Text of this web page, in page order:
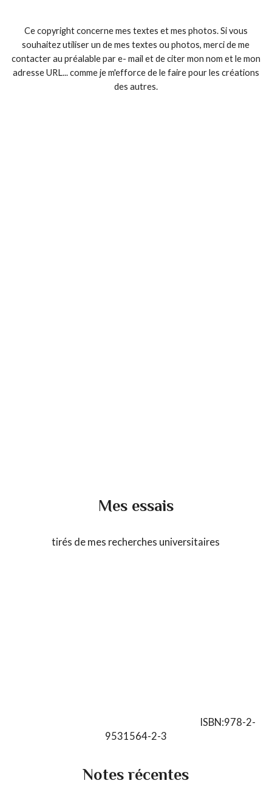
Ce copyright concerne mes textes et mes photos. Si vous
souhaitez utiliser un de mes textes ou photos, merci de me
contacter au préalable par e- mail et de citer mon nom et le mon
adresse URL... comme je m'efforce de le faire pour les créations
des autres.
Mes essais
tirés de mes recherches universitaires
ISBN:978-2-
9531564-2-3
Notes récentes